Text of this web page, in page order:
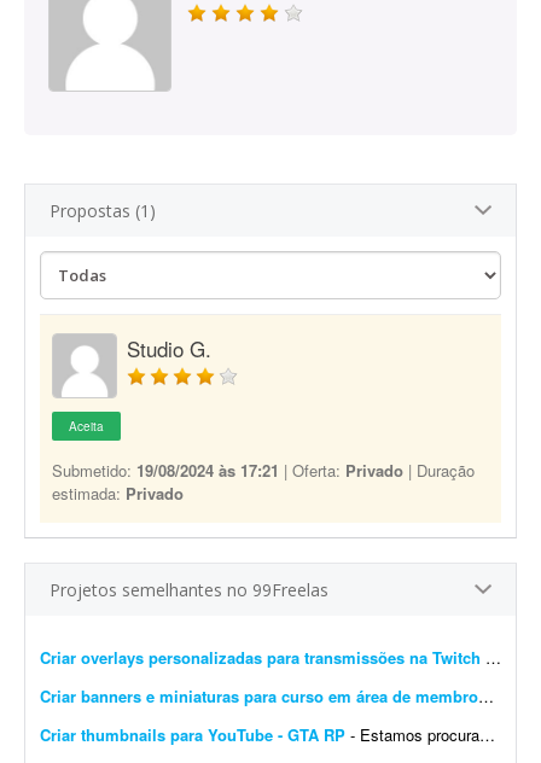
Propostas (1)
Studio G.
Aceita
Submetido: 19/08/2024 às 17:21 | Oferta: Privado | Duração
estimada: Privado
Projetos semelhantes no 99Freelas
Criar overlays personalizadas para transmissões na Twitch
Criar banners e miniaturas para curso em área de membros
-
Criar thumbnails para YouTube - GTA RP - Estamos procurando um(a) designer de thumbnails experiente e criativo(a) para fazer parte da nossa equipe! Buscamos alguém que já tenha experiência com conteúdo de games...